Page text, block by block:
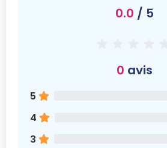
0.0 / 5
0 avis
5
4
3